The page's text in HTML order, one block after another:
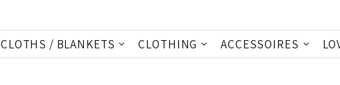
CLOTHS / BLANKETS CLOTHING ACCESSOIRES